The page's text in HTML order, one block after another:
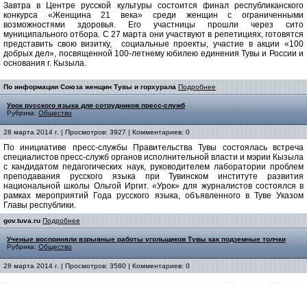
Завтра в Центре русской культуры состоится финал республиканского
конкурса «Женщина 21 века» среди женщин с ограниченными
возможностями здоровья. Его участницы прошли через сито
муниципального отбора. С 27 марта они участвуют в репетициях, готовятся
представить свою визитку, социальные проекты, участие в акции «100
добрых дел», посвященной 100-летнему юбилею единения Тувы и России и
основания г. Кызыла.
По информации Союза женщин Тувы и горхурала Подробнее
Урок русского языка для сотрудников пресс-служб
Рубрика: Общество
28 марта 2014 г. | Просмотров: 3927 | Комментариев: 0
По инициативе пресс-службы Правительства Тувы состоялась встреча
специалистов пресс-служб органов исполнительной власти и мэрии Кызыла
с кандидатом педагогических наук, руководителем лаборатории проблем
преподавания русского языка при Тувинском институте развития
национальной школы Ольгой Иргит. «Урок» для журналистов состоялся в
рамках мероприятий Года русского языка, объявленного в Туве Указом
Главы республики.
gov.tuva.ru Подробнее
Ученые восприняли взрывные работы угольщиков Тувы как подземные толчки
Рубрика: Общество
28 марта 2014 г. | Просмотров: 3580 | Комментариев: 0